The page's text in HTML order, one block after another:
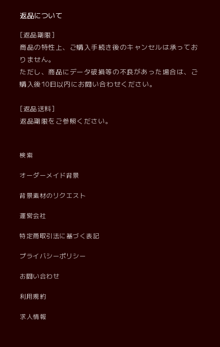
返品について
[返品期限]
商品の特性上、ご購入手続き後のキャンセルは承ってお
りません。
ただし、商品にデータ破損等の不良があった場合は、ご
購入後10日以内にお問い合わせください。
[返品送料]
返品期限をご参照ください。
検索
オーダーメイド背景
背景素材のリクエスト
運営会社
特定商取引法に基づく表記
プライバシーポリシー
お問い合わせ
利用規約
求人情報